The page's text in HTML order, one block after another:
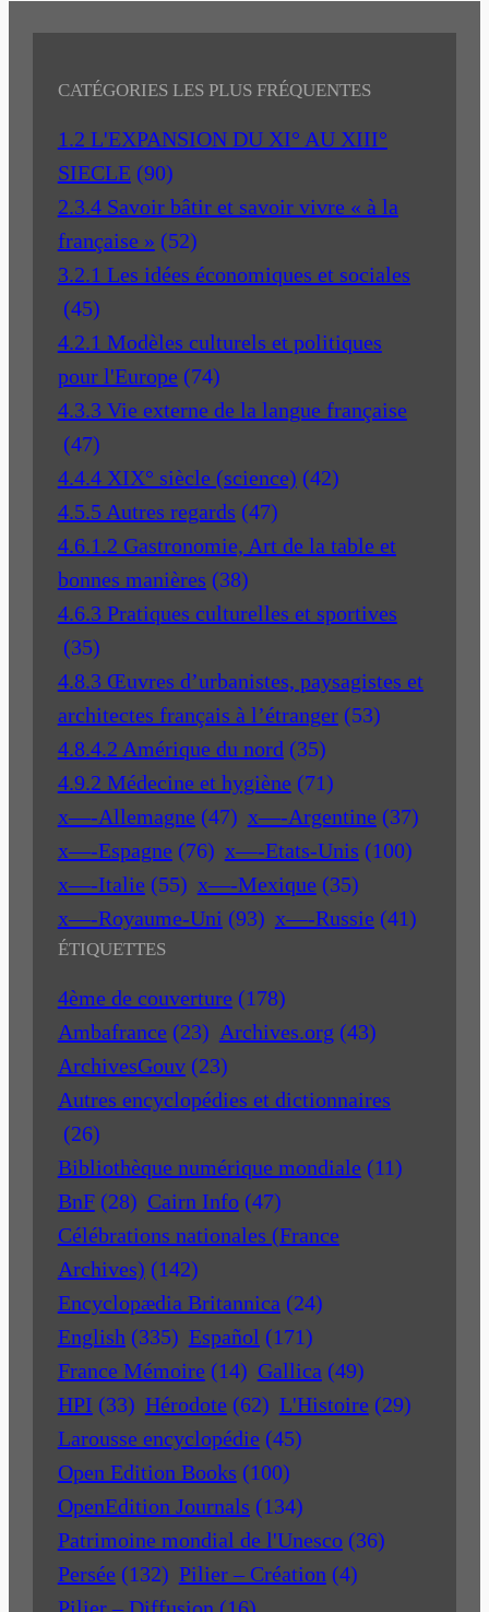
CATÉGORIES LES PLUS FRÉQUENTES
1.2 L'EXPANSION DU XI° AU XIII°
SIECLE (90)
2.3.4 Savoir bâtir et savoir vivre « à la
française » (52)
3.2.1 Les idées économiques et sociales
(45)
4.2.1 Modèles culturels et politiques
pour l'Europe (74)
4.3.3 Vie externe de la langue française
(47)
4.4.4 XIX° siècle (science) (42)
4.5.5 Autres regards (47)
4.6.1.2 Gastronomie, Art de la table et
bonnes manières (38)
4.6.3 Pratiques culturelles et sportives
(35)
4.8.3 Œuvres d’urbanistes, paysagistes et
architectes français à l’étranger (53)
4.8.4.2 Amérique du nord (35)
4.9.2 Médecine et hygiène (71)
x—-Allemagne (47) x—-Argentine (37)
x—-Espagne (76) x—-Etats-Unis (100)
x—-Italie (55) x—-Mexique (35)
x—-Royaume-Uni (93) x—-Russie (41)
ÉTIQUETTES
4ème de couverture (178)
Ambafrance (23) Archives.org (43)
ArchivesGouv (23)
Autres encyclopédies et dictionnaires
(26)
Bibliothèque numérique mondiale (11)
BnF (28) Cairn Info (47)
Célébrations nationales (France
Archives) (142)
Encyclopædia Britannica (24)
English (335) Español (171)
France Mémoire (14) Gallica (49)
HPI (33) Hérodote (62) L'Histoire (29)
Larousse encyclopédie (45)
Open Edition Books (100)
OpenEdition Journals (134)
Patrimoine mondial de l'Unesco (36)
Persée (132) Pilier – Création (4)